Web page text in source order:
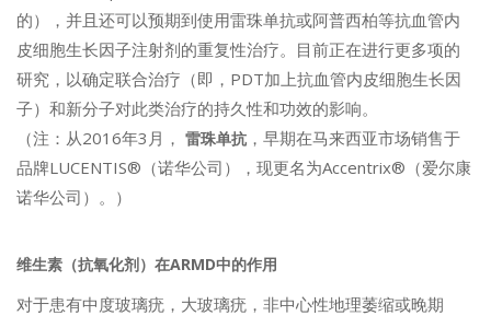
的），并且还可以预期到使用雷珠单抗或阿普西柏等抗血管内
皮细胞生长因子注射剂的重复性治疗。目前正在进行更多项的
研究，以确定联合治疗（即，PDT加上抗血管内皮细胞生长因
子）和新分子对此类治疗的持久性和功效的影响。
（注：从2016年3月， 雷珠单抗 ，早期在马来西亚市场销售于
品牌LUCENTIS®（诺华公司），现更名为Accentrix®（爱尔康
诺华公司）。）
维生素（抗氧化剂）在ARMD中的作用
对于患有中度玻璃疣，大玻璃疣，非中心性地理萎缩或晚期